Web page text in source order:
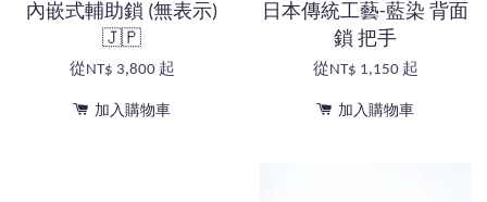
內嵌式輔助鎖 (無表示)
🇯🇵
從NT$ 3,800 起
加入購物車
日本傳統工藝-藍染 背面
鎖 把手
從NT$ 1,150 起
加入購物車